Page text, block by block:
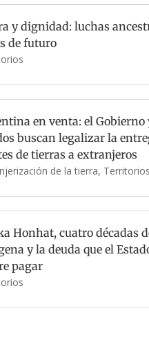
y dignidad: luchas
de futuro
en venta: el Gobierno
buscan legalizar la
de tierras a extranjeros
de la tierra, Territorios
Honhat, cuatro décadas
y la deuda que el
pagar